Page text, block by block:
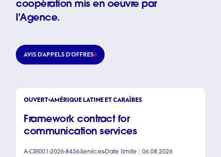
coopération mis en oeuvre par
l'Agence.
AVIS D’APPELS D’OFFRES
OUVERT AMÉRIQUE LATINE ET CARAÏBES
Framework contract for
communication services
A-CRI001-2026-8436Services Date limite : 06.08.2026